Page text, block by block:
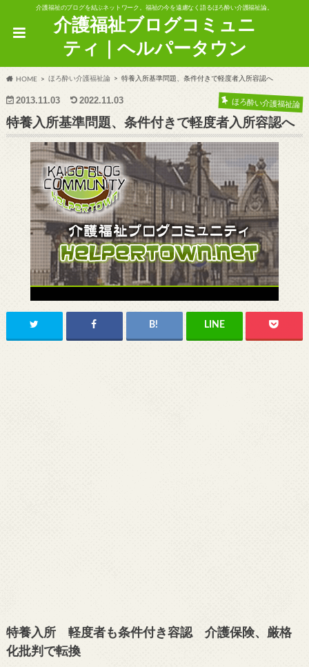
介護福祉のブログを結ぶネットワーク。福祉の今を遠慮なく語るほろ酔い介護福祉論。
介護福祉ブログコミュニ
ティ｜ヘルパータウン
HOME ほろ酔い介護福祉論 特養入所基準問題、条件付きで軽度者入所容認へ
2013.11.03 2022.11.03 ほろ酔い介護福祉論
特養入所基準問題、条件付きで軽度者入所容認へ
特養入所 軽度者も条件付き容認 介護保険、厳格
化批判で転換